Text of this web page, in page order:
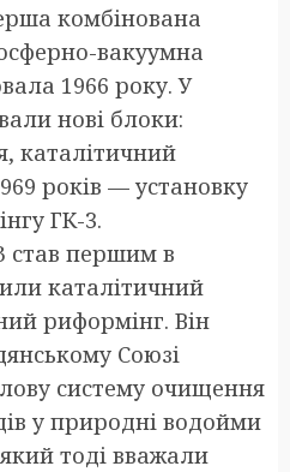
комбінована
вакуумна
1966 року. У
нові блоки:
каталітичний
років — установку
ГК-3.
став першим в
каталітичний
риформінг. Він
Союзі
систему очищення
у природні водойми
тоді вважали